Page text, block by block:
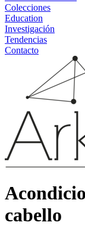
Colecciones
Education
Investigación
Tendencias
Contacto
cabello